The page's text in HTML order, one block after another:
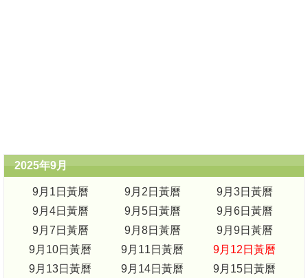
2025年9月
9月1日黃曆 9月2日黃曆
9月3日黃曆
9月4日黃曆
9月5日黃曆
9月6日黃曆
9月7日黃曆
9月8日黃曆
9月9日黃曆
9月10日黃曆
9月11日黃曆
9月12日黃曆
9月13日黃曆
9月14日黃曆
9月15日黃曆